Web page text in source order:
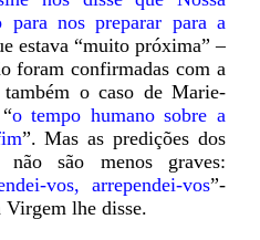
para nos preparar para a
estava “muito próxima” –
foram confirmadas com a
o caso de Marie-
o tempo humano sobre a
”. Mas as predições dos
não são menos graves:
vos, arrependei-vos”-
lhe disse.